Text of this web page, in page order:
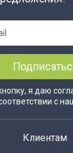
я даю
с
Клиентам